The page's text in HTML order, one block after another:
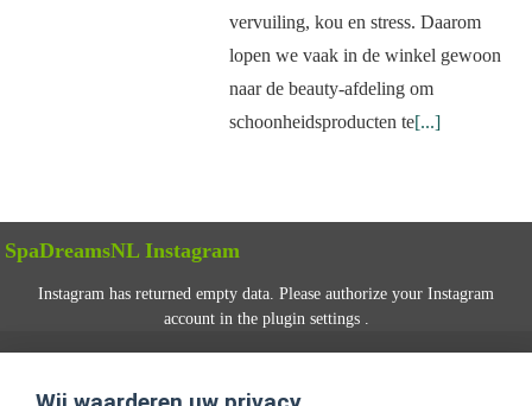
vervuiling, kou en stress. Daarom
lopen we vaak in de winkel gewoon
naar de beauty-afdeling om
schoonheidsproducten te[...]
SpaDreamsNL Instagram
Instagram has returned empty data. Please authorize your Instagram
account in the plugin settings .
VOLG ONS